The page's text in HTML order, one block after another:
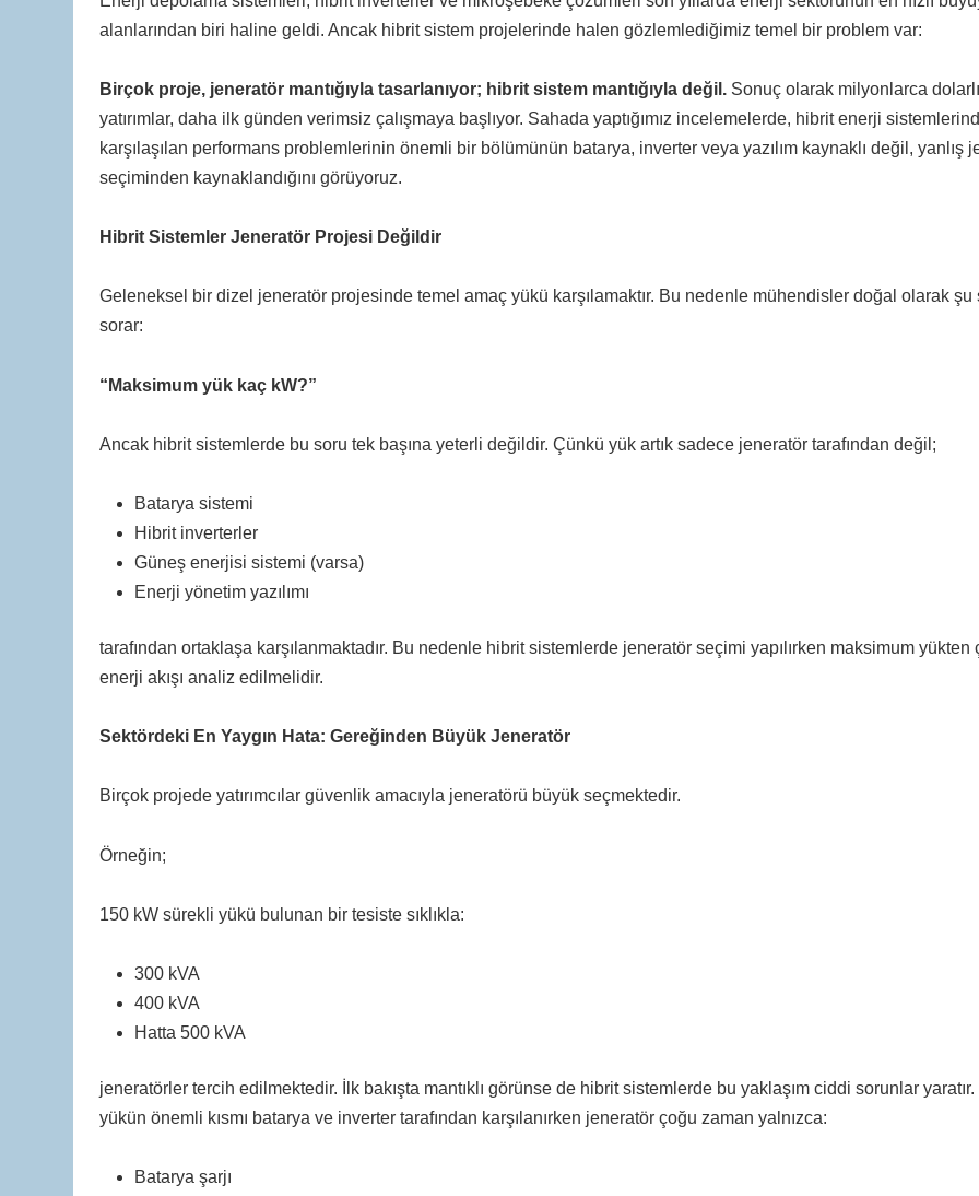
alanlarından biri haline geldi. Ancak hibrit sistem projelerinde halen gözlemlediğimiz temel bir problem var:
Birçok proje, jeneratör mantığıyla tasarlanıyor; hibrit sistem mantığıyla değil.Sonuç olarak milyonlarca
yatırımlar, daha ilk günden verimsiz çalışmaya başlıyor. Sahada yaptığımız incelemelerde, hibrit enerji
karşılaşılan performans problemlerinin önemli bir bölümünün batarya, inverter veya yazılım kaynaklı değil, yanlış
seçiminden kaynaklandığını görüyoruz.
Hibrit Sistemler Jeneratör Projesi Değildir
Geleneksel bir dizel jeneratör projesinde temel amaç yükü karşılamaktır. Bu nedenle mühendisler doğal olarak şu
sorar:
“Maksimum yük kaç kW?”
Ancak hibrit sistemlerde bu soru tek başına yeterli değildir. Çünkü yük artık sadece jeneratör tarafından değil;
Batarya sistemi
Hibrit inverterler
Güneş enerjisi sistemi (varsa)
Enerji yönetim yazılımı
tarafından ortaklaşa karşılanmaktadır. Bu nedenle hibrit sistemlerde jeneratör seçimi yapılırken maksimum yükten
enerji akışı analiz edilmelidir.
Sektördeki En Yaygın Hata: Gereğinden Büyük Jeneratör
Birçok projede yatırımcılar güvenlik amacıyla jeneratörü büyük seçmektedir.
Örneğin;
150 kW sürekli yükü bulunan bir tesiste sıklıkla:
300 kVA
400 kVA
Hatta 500 kVA
jeneratörler tercih edilmektedir. İlk bakışta mantıklı görünse de hibrit sistemlerde bu yaklaşım ciddi sorunlar
yükün önemli kısmı batarya ve inverter tarafından karşılanırken jeneratör çoğu zaman yalnızca:
Batarya şarjı